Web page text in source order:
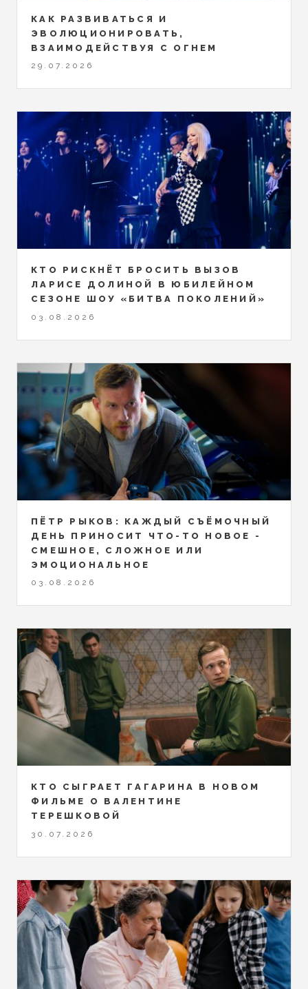
КАК РАЗВИВАТЬСЯ И
ЭВОЛЮЦИОНИРОВАТЬ,
ВЗАИМОДЕЙСТВУЯ С ОГНЕМ
29.07.2026
КТО РИСКНЁТ БРОСИТЬ ВЫЗОВ
ЛАРИСЕ ДОЛИНОЙ В ЮБИЛЕЙНОМ
СЕЗОНЕ ШОУ «БИТВА ПОКОЛЕНИЙ»
03.08.2026
ПЁТР РЫКОВ: КАЖДЫЙ СЪЁМОЧНЫЙ
ДЕНЬ ПРИНОСИТ ЧТО-ТО НОВОЕ -
СМЕШНОЕ, СЛОЖНОЕ ИЛИ
ЭМОЦИОНАЛЬНОЕ
03.08.2026
КТО СЫГРАЕТ ГАГАРИНА В НОВОМ
ФИЛЬМЕ О ВАЛЕНТИНЕ
ТЕРЕШКОВОЙ
30.07.2026